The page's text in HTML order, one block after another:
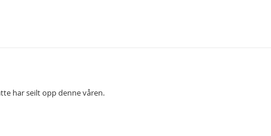
har seilt opp denne våren.